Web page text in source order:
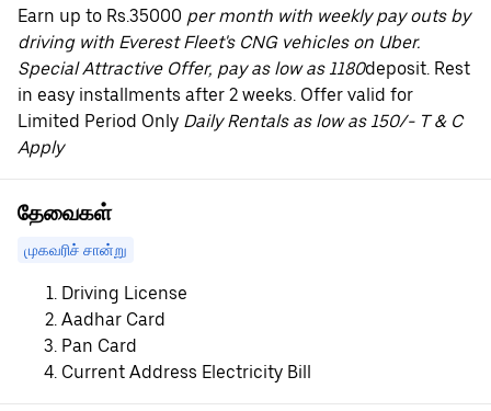
Earn up to Rs.35000 per month with weekly pay outs by
driving with Everest Fleet's CNG vehicles on Uber.
Special Attractive Offer, pay as low as 1180deposit. Rest
in easy installments after 2 weeks. Offer valid for
Limited Period Only Daily Rentals as low as 150/- T & C
Apply
தேவைகள்
முகவரிச் சான்று
Driving License
Aadhar Card
Pan Card
Current Address Electricity Bill